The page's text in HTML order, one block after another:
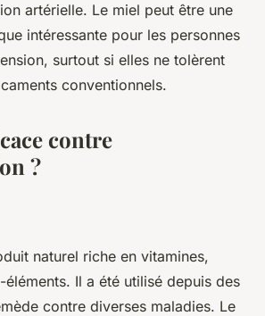
artérielle. Le miel peut être une
intéressante pour les personnes
surtout si elles ne tolèrent
conventionnels.
contre
?
naturel riche en vitamines,
Il a été utilisé depuis des
contre diverses maladies. Le